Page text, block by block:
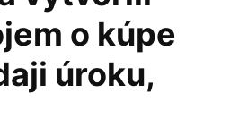
o kúpe
úroku,